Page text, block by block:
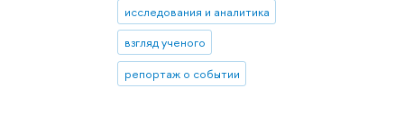
исследования и аналитика
взгляд ученого
репортаж о событии